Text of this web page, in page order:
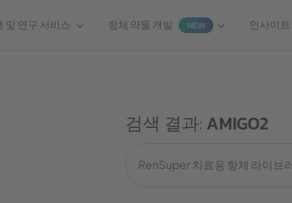
및 연구 서비스 항체 약물 개발 NEW 인사이트
검색 결과: AMIGO2
RenSuper 치료용 항체 라이브